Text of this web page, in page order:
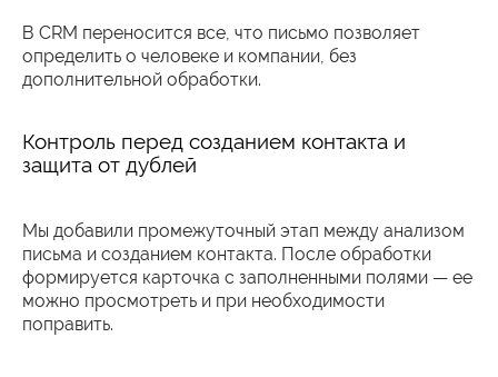
В CRM переносится все, что письмо позволяет
определить о человеке и компании, без
дополнительной обработки.
Контроль перед созданием контакта и
защита от дублей
Мы добавили промежуточный этап между анализом
письма и созданием контакта. После обработки
формируется карточка с заполненными полями — ее
можно просмотреть и при необходимости
поправить.